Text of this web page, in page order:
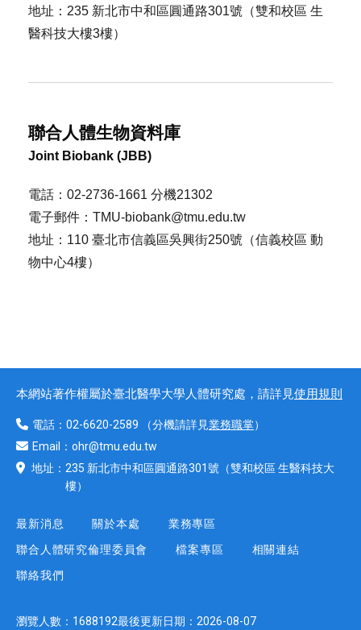
地址：235 新北市中和區圓通路301號（雙和校區 生
醫科技大樓3樓）
聯合人體生物資料庫
Joint Biobank (JBB)
電話：02-2736-1661 分機21302
電子郵件：TMU-biobank@tmu.edu.tw
地址：110 臺北市信義區吳興街250號（信義校區 動
物中心4樓）
本網站著作權屬於臺北醫學大學人體研究處，請詳見使用規則
電話： 02-6620-2589 （分機請詳見業務職掌）
Email： ohr@tmu.edu.tw
地址： 235 新北市中和區圓通路301號 （雙和校區 生醫科技大
樓）
最新消息 關於本處
業務專區
聯合人體研究倫理委員會
檔案專區
相關連結
聯絡我們
瀏覽人數： 1688192最後更新日期： 2026-08-07